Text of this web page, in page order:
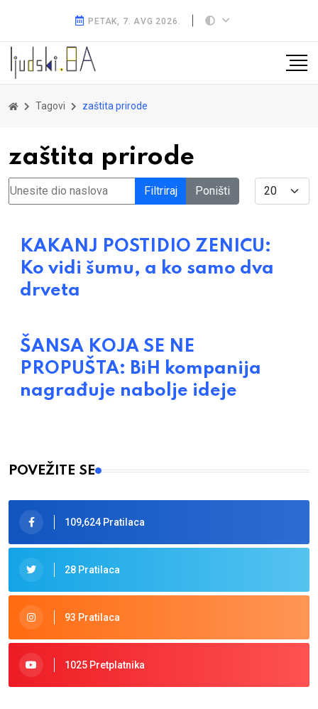
PETAK, 7. AVG 2026.
Tagovi zaštita prirode
zaštita prirode
Unesite dio naslova Filtriraj Poništi Display #
KAKANJ POSTIDIO ZENICU:
Ko vidi šumu, a ko samo dva
drveta
ŠANSA KOJA SE NE
PROPUŠTA: BiH kompanija
nagrađuje nabolje ideje
POVEŽITE SE
109,624 Pratilaca
28 Pratilaca
93 Pratilaca
1025 Pretplatnika